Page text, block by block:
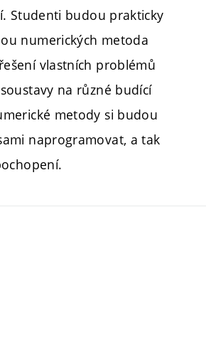
Studenti budou prakticky
numerických metoda
vlastních problémů
na různé budící
metody si budou
naprogramovat, a tak